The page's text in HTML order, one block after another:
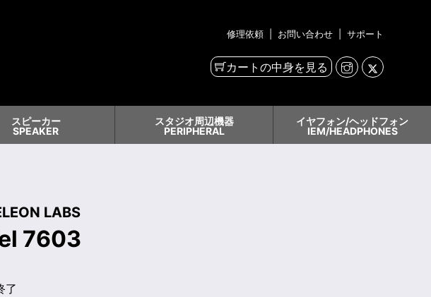
修理依頼 お問い合わせ サポート
カートの中身を見る
スピーカー
SPEAKER
スタジオ周辺機器
PERIPHERAL
イヤフォン/ヘッドフォン
IEM/HEADPHONES
LABS
7603
了